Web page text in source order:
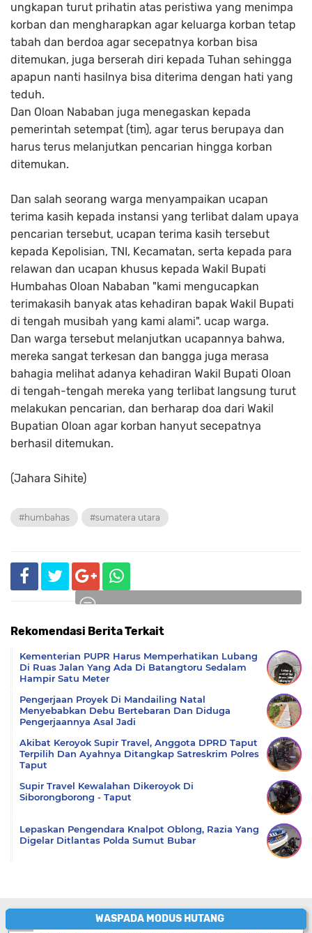
ungkapan turut prihatin atas peristiwa yang menimpa
korban dan mengharapkan agar keluarga korban tetap
tabah dan berdoa agar secepatnya korban bisa
ditemukan, juga berserah diri kepada Tuhan sehingga
apapun nanti hasilnya bisa diterima dengan hati yang
teduh.
Dan Oloan Nababan juga menegaskan kepada
pemerintah setempat (tim), agar terus berupaya dan
harus terus melanjutkan pencarian hingga korban
ditemukan.
Dan salah seorang warga menyampaikan ucapan
terima kasih kepada instansi yang terlibat dalam upaya
pencarian tersebut, ucapan terima kasih tersebut
kepada Kepolisian, TNI, Kecamatan, serta kepada para
relawan dan ucapan khusus kepada Wakil Bupati
Humbahas Oloan Nababan "kami mengucapkan
terimakasih banyak atas kehadiran bapak Wakil Bupati
di tengah musibah yang kami alami". ucap warga.
Dan warga tersebut melanjutkan ucapannya bahwa,
mereka sangat terkesan dan bangga juga merasa
bahagia melihat adanya kehadiran Wakil Bupati Oloan
di tengah-tengah mereka yang terlibat langsung turut
melakukan pencarian, dan berharap doa dari Wakil
Bupatian Oloan agar korban hanyut secepatnya
berhasil ditemukan.
(Jahara Sihite)
#humbahas #sumatera utara
Rekomendasi Berita Terkait
Kementerian PUPR Harus Memperhatikan Lubang
Di Ruas Jalan Yang Ada Di Batangtoru Sedalam
Hampir Satu Meter
Pengerjaan Proyek Di Mandailing Natal
Menyebabkan Debu Bertebaran Dan Diduga
Pengerjaannya Asal Jadi
Akibat Keroyok Supir Travel, Anggota DPRD Taput
Terpilih Dan Ayahnya Ditangkap Satreskrim Polres
Taput
Supir Travel Kewalahan Dikeroyok Di
Siborongborong - Taput
Lepaskan Pengendara Knalpot Oblong, Razia Yang
Digelar Ditlantas Polda Sumut Bubar
WASPADA MODUS HUTANG